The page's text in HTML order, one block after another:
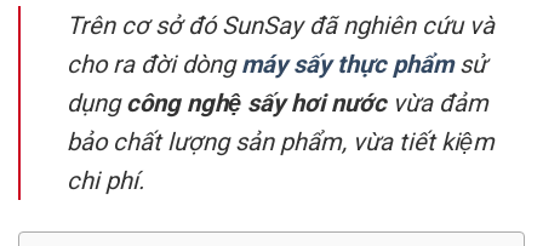
Trên cơ sở đó SunSay đã nghiên cứu và
cho ra đời dòngmáy sấy thực phẩmsử
dụngcông nghệ sấy hơi nướcvừa đảm
bảo chất lượng sản phẩm, vừa tiết kiệm
chi phí.